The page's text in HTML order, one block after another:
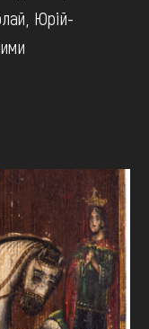
Юрій-